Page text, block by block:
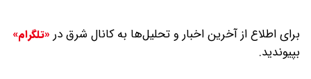
برای اطلاع از آخرین اخبار و تحلیل‌ها به کانال شرق در «تلگرام»
بپیوندید.